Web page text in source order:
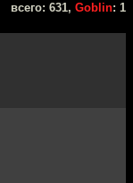
всего: 631, Goblin: 1